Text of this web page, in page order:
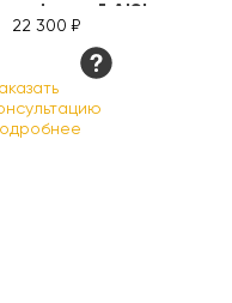
рифленый AISI
304
22 300 ₽